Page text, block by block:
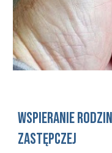
Wspieranie
zastępczej